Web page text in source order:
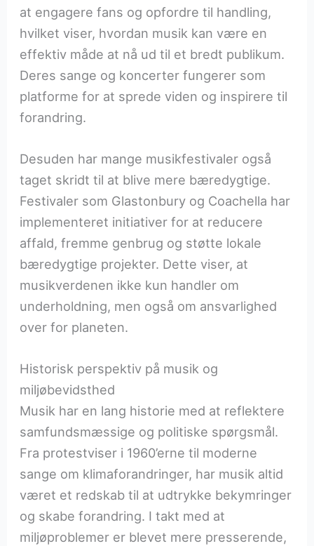
at engagere fans og opfordre til handling,
hvilket viser, hvordan musik kan være en
effektiv måde at nå ud til et bredt publikum.
Deres sange og koncerter fungerer som
platforme for at sprede viden og inspirere til
forandring.
Desuden har mange musikfestivaler også
taget skridt til at blive mere bæredygtige.
Festivaler som Glastonbury og Coachella har
implementeret initiativer for at reducere
affald, fremme genbrug og støtte lokale
bæredygtige projekter. Dette viser, at
musikverdenen ikke kun handler om
underholdning, men også om ansvarlighed
over for planeten.
Historisk perspektiv på musik og
miljøbevidsthed
Musik har en lang historie med at reflektere
samfundsmæssige og politiske spørgsmål.
Fra protestviser i 1960’erne til moderne
sange om klimaforandringer, har musik altid
været et redskab til at udtrykke bekymringer
og skabe forandring. I takt med at
miljøproblemer er blevet mere presserende,